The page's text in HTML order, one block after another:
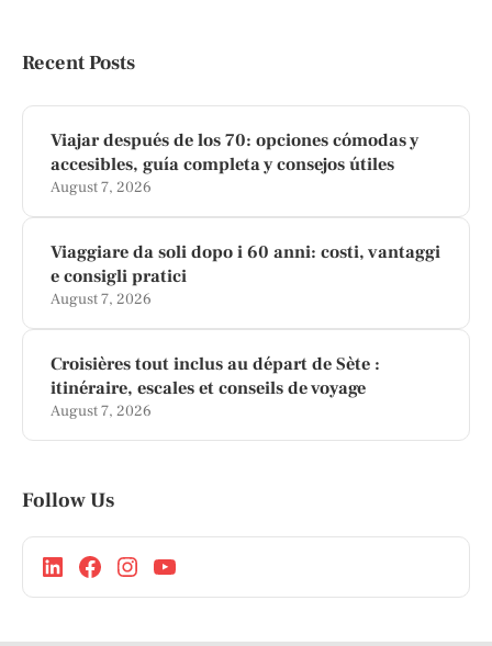
Recent Posts
Viajar después de los 70: opciones cómodas y
accesibles, guía completa y consejos útiles
August 7, 2026
Viaggiare da soli dopo i 60 anni: costi, vantaggi
e consigli pratici
August 7, 2026
Croisières tout inclus au départ de Sète :
itinéraire, escales et conseils de voyage
August 7, 2026
Follow Us